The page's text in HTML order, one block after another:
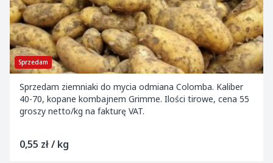
Sprzedam
Sprzedam ziemniaki do mycia odmiana Colomba. Kaliber
40-70, kopane kombajnem Grimme. Ilości tirowe, cena 55
groszy netto/kg na fakturę VAT.
0,55 zł / kg